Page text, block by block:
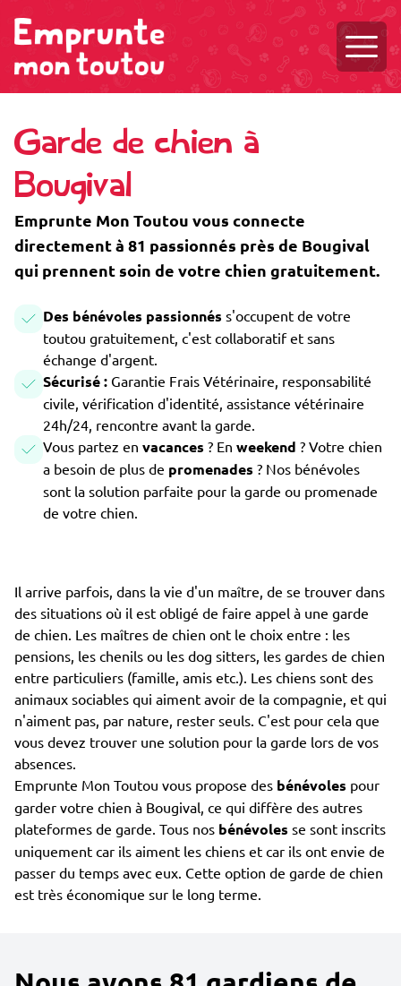
Garde de chien à
Bougival
Emprunte Mon Toutou vous connecte
directement à 81 passionnés près de Bougival
qui prennent soin de votre chien gratuitement.
Des bénévoles passionnés s'occupent de votre
toutou gratuitement, c'est collaboratif et sans
échange d'argent.
Sécurisé : Garantie Frais Vétérinaire, responsabilité
civile, vérification d'identité, assistance vétérinaire
24h/24, rencontre avant la garde.
Vous partez en vacances ? En weekend ? Votre chien
a besoin de plus de promenades ? Nos bénévoles
sont la solution parfaite pour la garde ou promenade
de votre chien.
Il arrive parfois, dans la vie d'un maître, de se trouver dans
des situations où il est obligé de faire appel à une garde
de chien. Les maîtres de chien ont le choix entre : les
pensions, les chenils ou les dog sitters, les gardes de chien
entre particuliers (famille, amis etc.). Les chiens sont des
animaux sociables qui aiment avoir de la compagnie, et qui
n'aiment pas, par nature, rester seuls. C'est pour cela que
vous devez trouver une solution pour la garde lors de vos
absences.
Emprunte Mon Toutou vous propose des bénévoles pour
garder votre chien à Bougival, ce qui diffère des autres
plateformes de garde. Tous nos bénévoles se sont inscrits
uniquement car ils aiment les chiens et car ils ont envie de
passer du temps avec eux. Cette option de garde de chien
est très économique sur le long terme.